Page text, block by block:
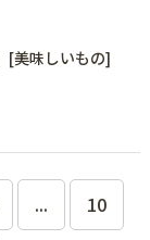
[美味しいもの]
... 10